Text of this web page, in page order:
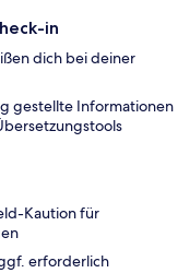
in
dich bei deiner
gestellte Informationen
Kaution für
erforderlich